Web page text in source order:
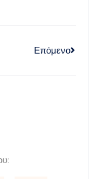
Επόμενο